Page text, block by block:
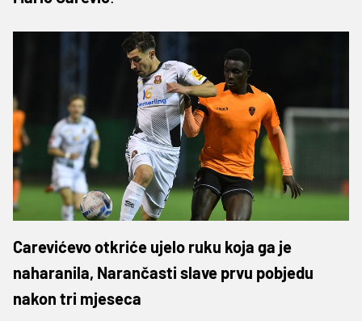
Carevićevo otkriće ujelo ruku koja ga je
naharanila, Narančasti slave prvu pobjedu
nakon tri mjeseca